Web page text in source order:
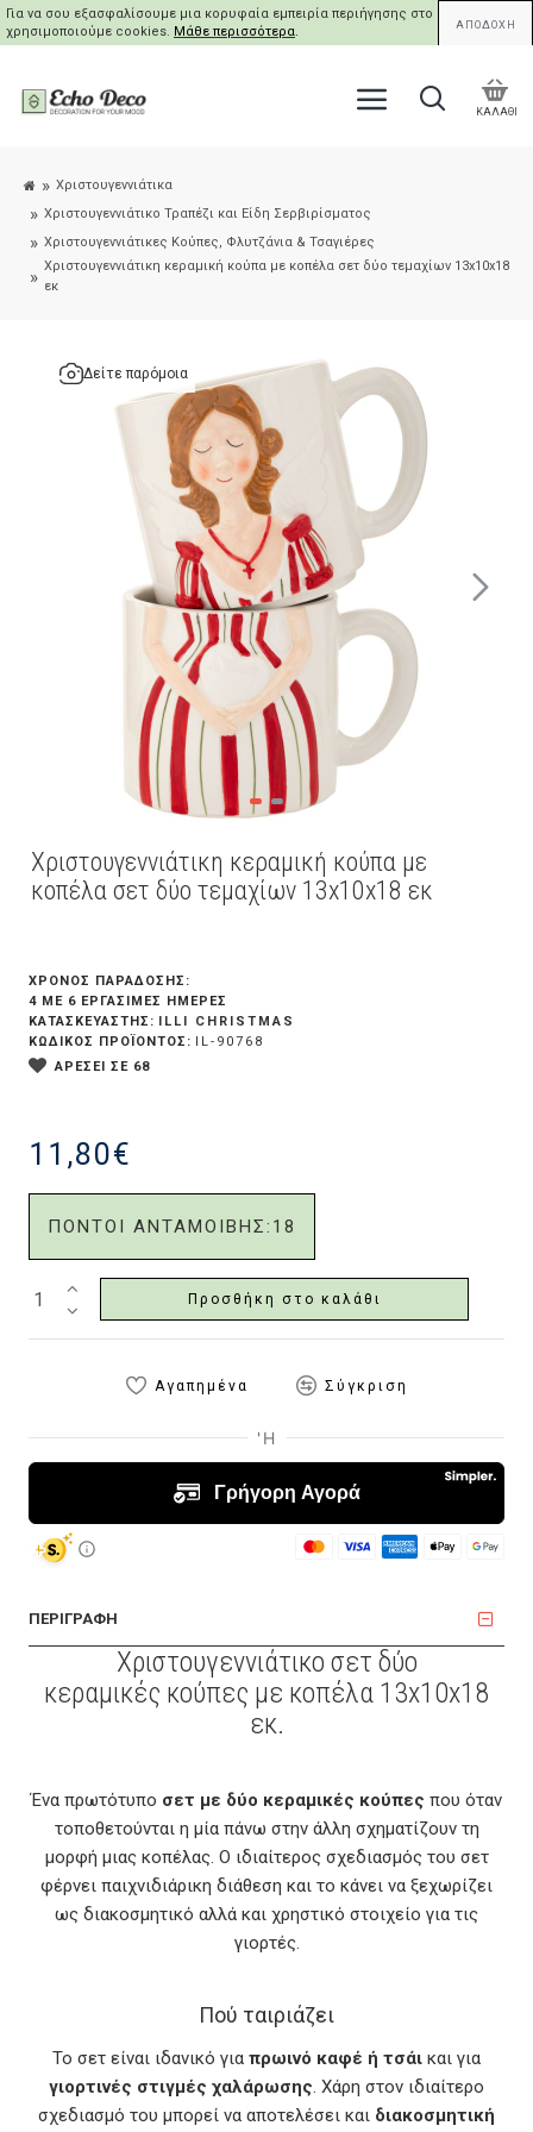
Για να σου εξασφαλίσουμε μια κορυφαία εμπειρία περιήγησης στο site μας,
χρησιμοποιούμε cookies. Μάθε περισσότερα. ΑΠΟΔΟΧΗ
ΚΑΛΑΘΙ
Χριστουγεννιάτικα
Χριστουγεννιάτικο Τραπέζι και Είδη Σερβιρίσματος
Χριστουγεννιάτικες Κούπες, Φλυτζάνια & Τσαγιέρες
Χριστουγεννιάτικη κεραμική κούπα με κοπέλα σετ δύο τεμαχίων 13x10x18
εκ
Δείτε παρόμοια
Χριστουγεννιάτικη κεραμική κούπα με
κοπέλα σετ δύο τεμαχίων 13x10x18 εκ
11,80€
ΠΟΝΤΟΙ ΑΝΤΑΜΟΙΒΗΣ: 18
ΧΡΟΝΟΣ ΠΑΡΑΔΟΣΗΣ:
4 ΜΕ 6 ΕΡΓΆΣΙΜΕΣ ΗΜΈΡΕΣ
ΚΑΤΑΣΚΕΥΑΣΤΗΣ: ILLI CHRISTMAS
ΚΩΔΙΚΟΣ ΠΡΟΪΟΝΤΟΣ: IL-90768
ΑΡΕΣΕΙ ΣΕ 68
Προσθήκη στο καλάθι
Αγαπημένα Σύγκριση
ΠΕΡΙΓΡΑΦΗ
Χριστουγεννιάτικο σετ δύο
κεραμικές κούπες με κοπέλα 13x10x18
εκ.
Ένα πρωτότυπο σετ με δύο κεραμικές κούπες που όταν
τοποθετούνται η μία πάνω στην άλλη σχηματίζουν τη
μορφή μιας κοπέλας. Ο ιδιαίτερος σχεδιασμός του σετ
φέρνει παιχνιδιάρικη διάθεση και το κάνει να ξεχωρίζει
ως διακοσμητικό αλλά και χρηστικό στοιχείο για τις
γιορτές.
Πού ταιριάζει
Το σετ είναι ιδανικό για πρωινό καφέ ή τσάι και για
γιορτινές στιγμές χαλάρωσης. Χάρη στον ιδιαίτερο
σχεδιασμό του μπορεί να αποτελέσει και διακοσμητική